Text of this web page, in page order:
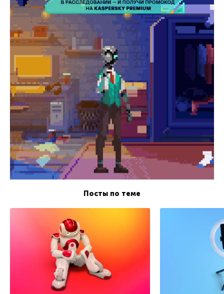
Посты по теме